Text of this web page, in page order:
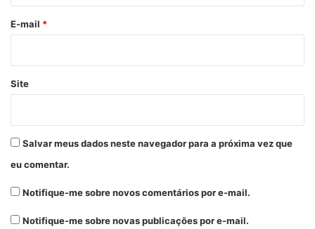
*
E-mail *
Site
Salvar meus dados neste navegador para a próxima vez que
eu comentar.
Notifique-me sobre novos comentários por e-mail.
Notifique-me sobre novas publicações por e-mail.